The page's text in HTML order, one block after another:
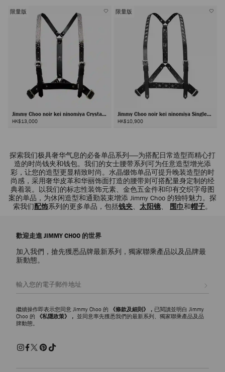
限量版
Jimmy Choo noir kei ninomiya Crystals
Harness
HK$13,000
限量版
Jimmy Choo noir kei ninomiya Single
Star Harness
HK$10,900
探索我们极具奢华气息的必备单品系列——为搭配日常造型而精心打
造的时尚钱夹和钱包。我们的女士腰带系列可为任意造型增光添
彩，让您的造型更显精致时尚。水晶缀饰单品可提升晚装造型的时
尚感，采用奢华皮革和华丽饰面打造的腰带则可搭配量身定制的经
典着装。以我们的标志性装饰元素、金色五金件和印有交织字母图
案的单品，为休闲造型和通勤装束增添 Jimmy Choo 的独特魅力。探
索我们配饰系列的更多单品，包括钱夹、 太阳镜、 围巾和帽子。
歡迎走進 JIMMY CHOO 的世界
加入我們，搶先獲悉品牌最新系列，獨家聯乘產品以及品牌最
新動態。
繼續操作即表示您同意 Jimmy Choo 的 《條款及細則》， 已閱讀並明白 Jimmy
Choo 的
《私隱政策》， 並同意率先獲悉我們的最新系列、獨家聯乘產品及品
牌動態。